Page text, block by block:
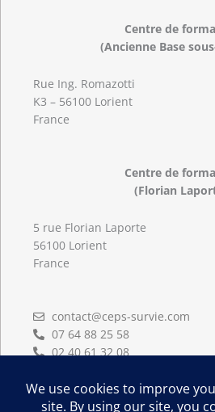
Centre de
(Ancienne Base
Rue Ing. Romazotti
K3 – 56100 Lorient
France
Centre de
(Florian
5 rue Florian Laporte
56100 Lorient
France
contact@ceps-survie.com
07 64 88 25 58
02 40 61 32 08
L